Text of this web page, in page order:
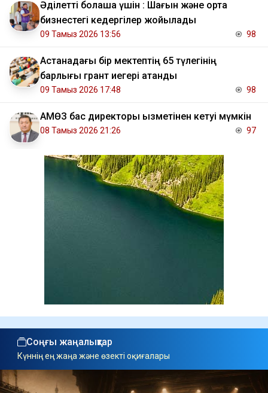
Әділетті болашақ үшін : Шағын және орта
бизнестегі кедергілер жойылады
09 Тамыз 2026 13:56 98
Астанадағы бір мектептің 65 түлегінің
барлығы грант иегері атанды
09 Тамыз 2026 17:48 98
АМӨЗ бас директоры қызметінен кетуі мүмкін
08 Тамыз 2026 21:26 97
Соңғы жаңалықтар
Күннің ең жаңа және өзекті оқиғалары